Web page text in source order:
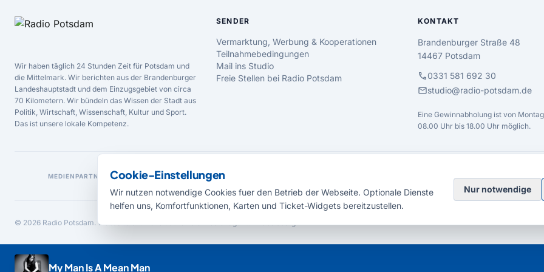
My Man Is A Mean Man
Wir haben täglich 24 Stunden Zeit für Potsdam und
die Mittelmark. Wir berichten aus der Brandenburger
Landeshauptstadt und dem Einzugsgebiet von circa
70 Kilometern. Wir bündeln das Wissen der Stadt aus
Politik, Wirtschaft, Wissenschaft, Kultur und Sport.
Das ist unsere lokale Kompetenz.
SENDER
Vermarktung, Werbung & Kooperationen
Teilnahmebedingungen
Mail ins Studio
Freie Stellen bei Radio Potsdam
KONTAKT
Brandenburger Straße 48
14467 Potsdam
call0331 581 692 30
mailstudio@radio-potsdam.de
Eine Gewinnabholung ist von
08.00 Uhr bis 18.00 Uhr möglich.
MEDIENPARTNER
© 2026 Radio Potsdam. Webseite entwickelt durch dieMedienagentur Babelsberg
Cookie-Einstellungen
Wir nutzen notwendige Cookies fuer den Betrieb der Webseite. Optionale Dienste
helfen uns, Komfortfunktionen, Karten und Ticket-Widgets bereitzustellen.
Nur notwendige